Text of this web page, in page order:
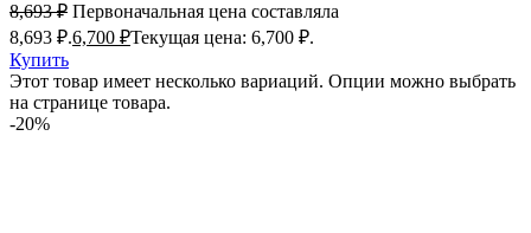
8,693₽ Первоначальная цена составляла
8,693 ₽.6,700 ₽Текущая цена: 6,700 ₽.
Купить
Этот товар имеет несколько вариаций. Опции можно выбрать
на странице товара.
-20%